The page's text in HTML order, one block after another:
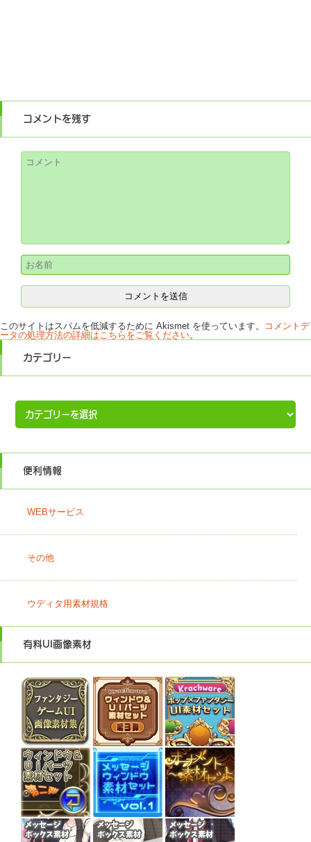
コメントを残す
このサイトはスパムを低減するために Akismet を使っています。
コメントデ
ータの処理方法の詳細はこちらをご覧ください。
カテゴリー
便利情報
WEBサービス
その他
ウディタ用素材規格
有料UI画像素材